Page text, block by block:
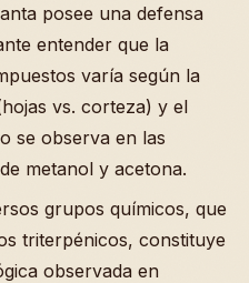
posee una defensa
entender que la
varía según la
vs. corteza) y el
se observa en las
metanol y acetona.
grupos químicos, que
triterpénicos, constituye
observada en